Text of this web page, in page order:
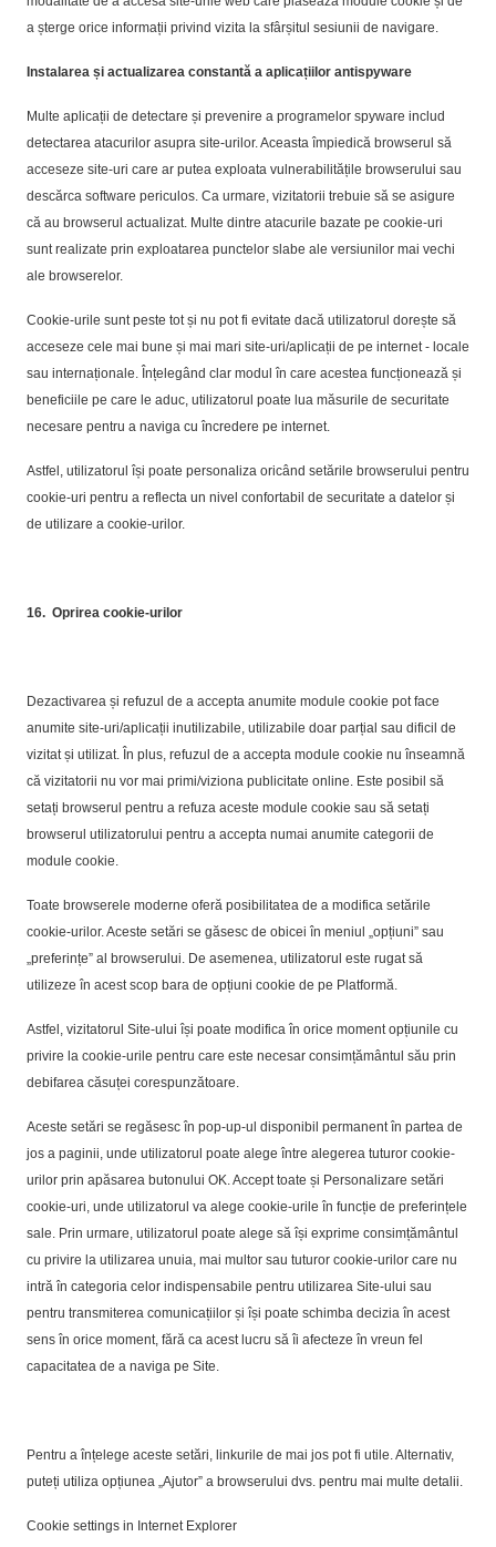
a șterge orice informații privind vizita la sfârșitul sesiunii de navigare.
Instalarea și actualizarea constantă a aplicațiilor antispyware
Multe aplicații de detectare și prevenire a programelor spyware includ
detectarea atacurilor asupra site-urilor. Aceasta împiedică browserul să
acceseze site-uri care ar putea exploata vulnerabilitățile browserului sau
descărca software periculos. Ca urmare, vizitatorii trebuie să se asigure
că au browserul actualizat. Multe dintre atacurile bazate pe cookie-uri
sunt realizate prin exploatarea punctelor slabe ale versiunilor mai vechi
ale browserelor.
Cookie-urile sunt peste tot și nu pot fi evitate dacă utilizatorul dorește să
acceseze cele mai bune și mai mari site-uri/aplicații de pe internet - locale
sau internaționale. Înțelegând clar modul în care acestea funcționează și
beneficiile pe care le aduc, utilizatorul poate lua măsurile de securitate
necesare pentru a naviga cu încredere pe internet.
Astfel, utilizatorul își poate personaliza oricând setările browserului pentru
cookie-uri pentru a reflecta un nivel confortabil de securitate a datelor și
de utilizare a cookie-urilor.
16. Oprirea cookie-urilor
Dezactivarea și refuzul de a accepta anumite module cookie pot face
anumite site-uri/aplicații inutilizabile, utilizabile doar parțial sau dificil de
vizitat și utilizat. În plus, refuzul de a accepta module cookie nu înseamnă
că vizitatorii nu vor mai primi/viziona publicitate online. Este posibil să
setați browserul pentru a refuza aceste module cookie sau să setați
browserul utilizatorului pentru a accepta numai anumite categorii de
module cookie.
Toate browserele moderne oferă posibilitatea de a modifica setările
cookie-urilor. Aceste setări se găsesc de obicei în meniul „opțiuni” sau
„preferințe” al browserului. De asemenea, utilizatorul este rugat să
utilizeze în acest scop bara de opțiuni cookie de pe Platformă.
Astfel, vizitatorul Site-ului își poate modifica în orice moment opțiunile cu
privire la cookie-urile pentru care este necesar consimțământul său prin
debifarea căsuței corespunzătoare.
Aceste setări se regăsesc în pop-up-ul disponibil permanent în partea de
jos a paginii, unde utilizatorul poate alege între alegerea tuturor cookie-
urilor prin apăsarea butonului OK. Accept toate și Personalizare setări
cookie-uri, unde utilizatorul va alege cookie-urile în funcție de preferințele
sale. Prin urmare, utilizatorul poate alege să își exprime consimțământul
cu privire la utilizarea unuia, mai multor sau tuturor cookie-urilor care nu
intră în categoria celor indispensabile pentru utilizarea Site-ului sau
pentru transmiterea comunicațiilor și își poate schimba decizia în acest
sens în orice moment, fără ca acest lucru să îi afecteze în vreun fel
capacitatea de a naviga pe Site.
Pentru a înțelege aceste setări, linkurile de mai jos pot fi utile. Alternativ,
puteți utiliza opțiunea „Ajutor” a browserului dvs. pentru mai multe detalii.
Cookie settings in Internet Explorer